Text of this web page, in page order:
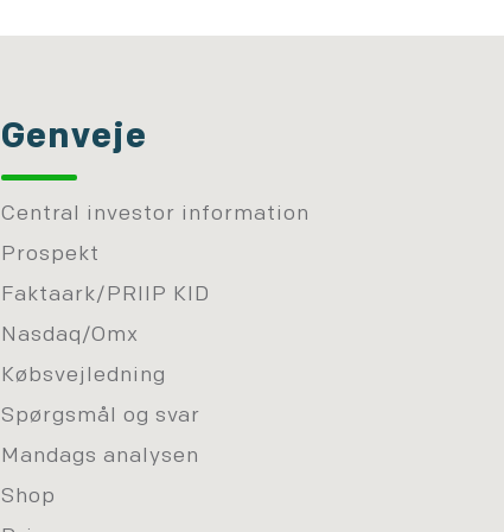
Genveje
Central investor information
Prospekt
Faktaark/PRIIP KID
Nasdaq/Omx
Købsvejledning
Spørgsmål og svar
Mandags analysen
Shop